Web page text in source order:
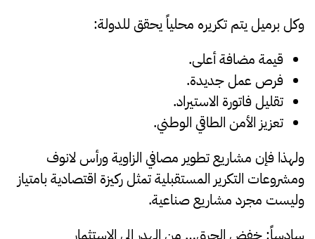
وكل برميل يتم تكريره محلياً يحقق للدولة:
قيمة مضافة أعلى.
فرص عمل جديدة.
تقليل فاتورة الاستيراد.
تعزيز الأمن الطاقي الوطني.
ولهذا فإن مشاريع تطوير مصافي الزاوية ورأس لانوف
ومشروعات التكرير المستقبلية تمثل ركيزة اقتصادية بامتياز
وليست مجرد مشاريع صناعية.
سادساً: خفض الحرق… من الهدر إلى الاستثمار